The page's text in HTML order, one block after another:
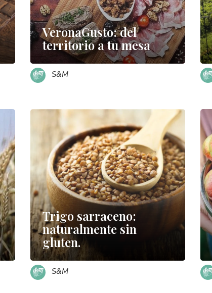
VeronaGusto: del
territorio a tu mesa
S&M
Trigo sarraceno:
naturalmente sin
gluten.
S&M